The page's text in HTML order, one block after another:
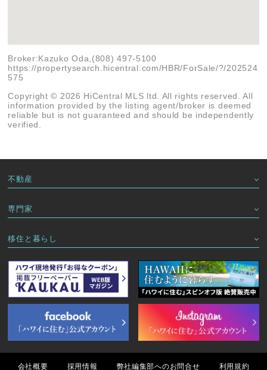
Broker:Kazuko Oda,(808) 497-5100
https://propertysearch.hicentral.com/HBR/ForSale/?/202524
575
Copyright © 2026 HiCentral MLS ltd. All rights reserved. All
information provided by the listing agent/broker is deemed
reliable but is not guaranteed and should be independently
verified.
不動産
専門家
移住と暮らし
会社概要 採用情報 弊社編集部へのお問合せ 利用規約